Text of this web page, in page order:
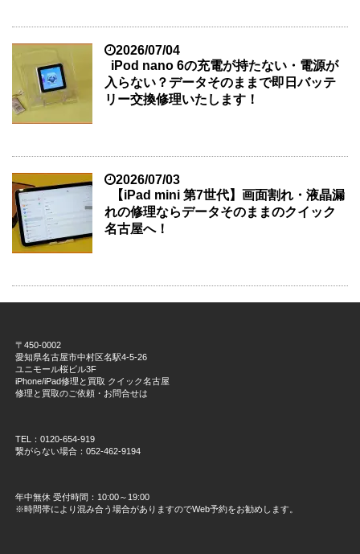
2026/07/04
iPod nano 6の充電が持たない・電源が
入らない？データそのままで即日バッテ
リー交換修理いたします！
2026/07/03
【iPad mini 第7世代】画面割れ・液晶漏
れの修理ならデータそのままのクイック
名古屋へ！
〒450-0002
愛知県名古屋市中村区名駅4-5-26
ユニモール桜ビル3F
iPhone/iPad修理と買取 クイック名古屋
修理と買取のご依頼・お問合せは
TEL：0120-654-919
繋がらない場合：052-462-9194
年中無休 受付時間：10:00～19:00
※時間帯により混み合う場合がありますのでWeb予約をお勧めします。